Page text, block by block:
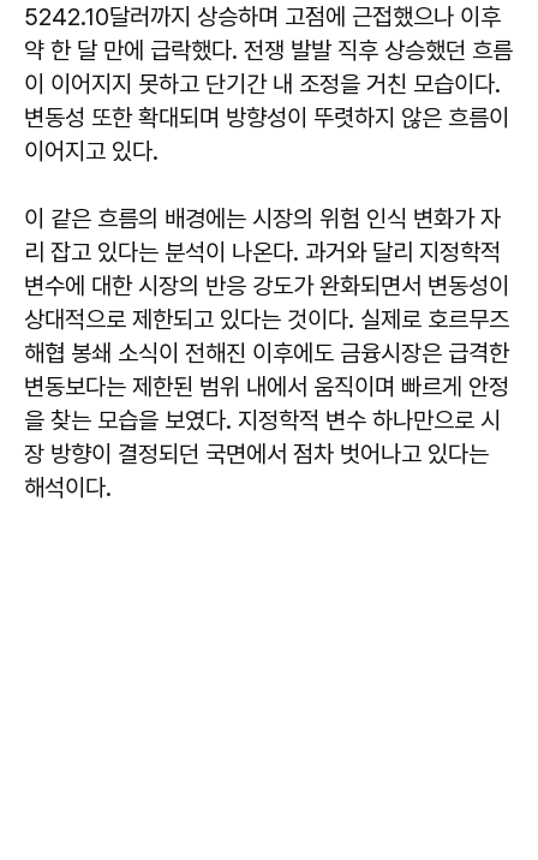
5242.10달러까지 상승하며 고점에 근접했으나 이후
약 한 달 만에 급락했다. 전쟁 발발 직후 상승했던 흐름
이 이어지지 못하고 단기간 내 조정을 거친 모습이다.
변동성 또한 확대되며 방향성이 뚜렷하지 않은 흐름이
이어지고 있다.
이 같은 흐름의 배경에는 시장의 위험 인식 변화가 자
리 잡고 있다는 분석이 나온다. 과거와 달리 지정학적
변수에 대한 시장의 반응 강도가 완화되면서 변동성이
상대적으로 제한되고 있다는 것이다. 실제로 호르무즈
해협 봉쇄 소식이 전해진 이후에도 금융시장은 급격한
변동보다는 제한된 범위 내에서 움직이며 빠르게 안정
을 찾는 모습을 보였다. 지정학적 변수 하나만으로 시
장 방향이 결정되던 국면에서 점차 벗어나고 있다는
해석이다.